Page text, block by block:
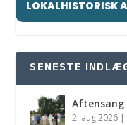
LOKALHISTORISK
SENESTE
Aftensang
2. aug 2026 |